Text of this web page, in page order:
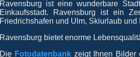
Ravensburg ist eine wunderbare
Einkaufsstadt. Ravensburg ist ein
Friedrichshafen und Ulm, Skiurlaub und
Ravensburg bietet enorme
Die Fotodatenbankzeigt Ihnen Bilder